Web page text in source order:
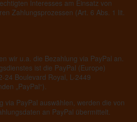
Interesses am Einsatz von
Zahlungsprozessen (Art. 6 Abs. 1 lit.
wir u.a. die Bezahlung via PayPal an.
ist die PayPal (Europe)
24 Boulevard Royal, L-2449
„PayPal“).
via PayPal auswählen, werden die von
an PayPal übermittelt.